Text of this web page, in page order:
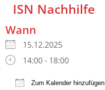
ISN Nachhilfe
Wann
15.12.2025
14:00 - 18:00
Zum Kalender hinzufügen